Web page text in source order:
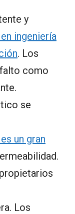
y
ingeniería
. Los
como
se
un gran
Los